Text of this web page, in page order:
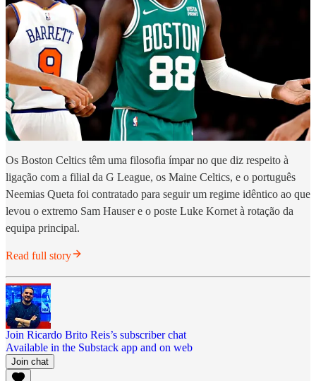
Os Boston Celtics têm uma filosofia ímpar no que diz respeito à
ligação com a filial da G League, os Maine Celtics, e o português
Neemias Queta foi contratado para seguir um regime idêntico ao que
levou o extremo Sam Hauser e o poste Luke Kornet à rotação da
equipa principal.
Read full story
Join Ricardo Brito Reis’s subscriber chat
Available in the Substack app and on web
Join chat